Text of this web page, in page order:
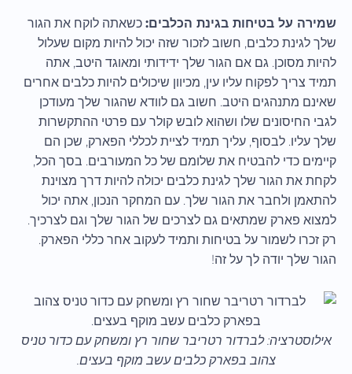
שמירה על בטיחות בגינת הכלבים: כשאתה לוקח את הגור
שלך לגינת כלבים, חשוב לזכור שזה יכול להיות מקום שעלול
להיות מסוכן. גם אם הגור שלך ידידותי ומאוגד היטב, אתה
תמיד צריך לפקוח עליו עין, מכיוון שיכולים להיות כלבים אחרים
שאינם מתנהגים היטב. חשוב גם לוודא שהגור שלך מעודכן
לגבי החיסונים שלו ושהוא לובש קולר עם פרטי ההתקשרות
שלך עליו. לבסוף, עליך תמיד לציית לכללי הפארק, שכן הם
קיימים כדי להבטיח את שלומם של כל המעורבים. בסך הכל,
לקחת את הגור שלך לגינת כלבים יכולה להיות דרך מצוינת
להתאמן ולחבר את הגור שלך. עם המחקר הנכון, אתה יכול
למצוא פארק שמתאים גם לצרכים של הגור שלך וגם לצרכיך.
רק זכרו לשמור על בטיחות ותמיד לעקוב אחר כללי הפארק.
הגור שלך יודה לך על זה!
אילוסטרציה: לברדור רטריבר שחור רץ ומשחק עם כדור טניס
צהוב בפארק כלבים עשב מוקף בעצים.